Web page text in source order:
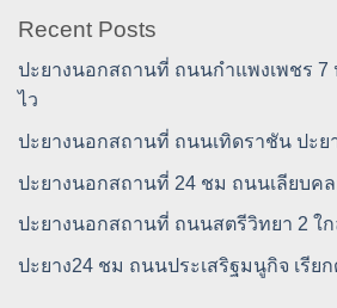
Recent Posts
ปะยางนอกสถานที่ ถนนกำแพงเพชร 7
ไว
ปะยางนอกสถานที่ ถนนเทิดราชัน ปะย
ปะยางนอกสถานที่ 24 ชม ถนนเลียบค
ปะยางนอกสถานที่ ถนนสตรีวิทยา 2 ใ
ปะยาง24 ชม ถนนประเสริฐมนูกิจ เรีย